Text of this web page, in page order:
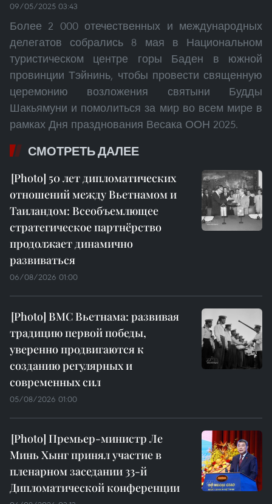
09/05/2025 03:43
Более 2 000 отечественных и международных
делегатов собрались 8 мая в Национальном
туристическом центре горы Баден в южной
провинции Тэйнинь, чтобы провести священную
церемонию возложения святыни Будды
Шакьямуни и помолиться за мир во всем мире в
рамках Дня празднования Весака ООН 2025.
СМОТРЕТЬ ДАЛЕЕ
50 лет дипломатических
отношений между Вьетнамом и
Таиландом: Всеобъемлющее
стратегическое партнёрство
продолжает динамично
развиваться
06/08/2026 01:00
ВМС Вьетнама: развивая
традицию первой победы,
уверенно продвигаются к
созданию регулярных и
современных сил
05/08/2026 01:00
Премьер-министр Ле
Минь Хынг принял участие в
пленарном заседании 33-й
Дипломатической конференции